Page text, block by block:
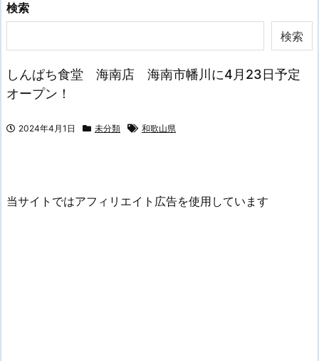
検索
検索
しんぱち食堂 海南店 海南市幡川に4月23日予定
オープン！
2024年4月1日 未分類 和歌山県
当サイトではアフィリエイト広告を使用しています